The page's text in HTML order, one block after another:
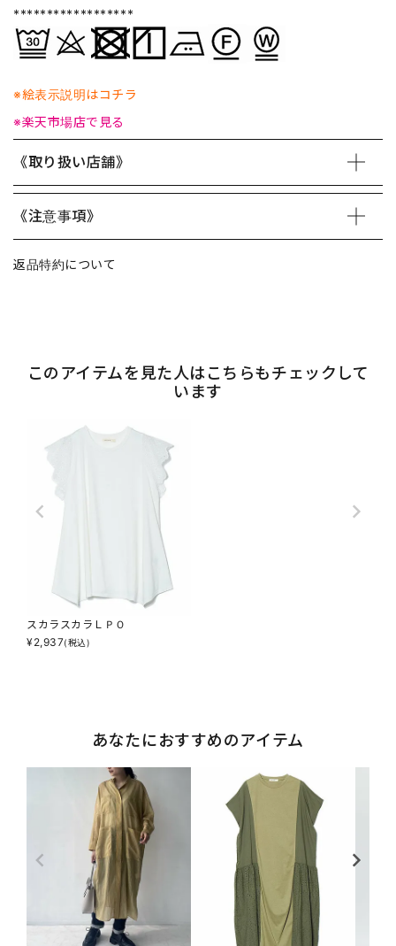
******************
※絵表示説明はコチラ
※楽天市場店で見る
《取り扱い店舗》
《注意事項》
返品特約について
このアイテムを見た人はこちらもチェックして
います
スカラスカラＬＰＯ
¥2,937(税込)
あなたにおすすめのアイテム